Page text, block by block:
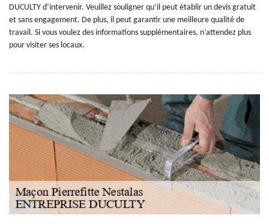
DUCULTY d’intervenir. Veuillez souligner qu’il peut établir un devis gratuit
et sans engagement. De plus, il peut garantir une meilleure qualité de
travail. Si vous voulez des informations supplémentaires, n’attendez plus
pour visiter ses locaux.